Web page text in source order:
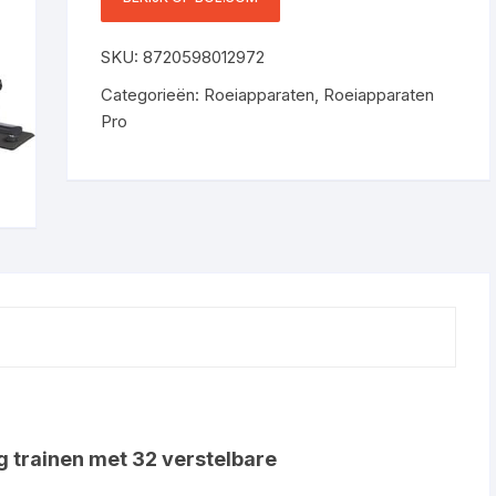
DISPLAY, APP-
SLIP MATTEN – GESCHIKT
TOT 200 CM / 130 KG
SKU:8720598012972
Categorieën: Roeiapparaten, Roeiapparaten
Pro
trainen met 32 verstelbare